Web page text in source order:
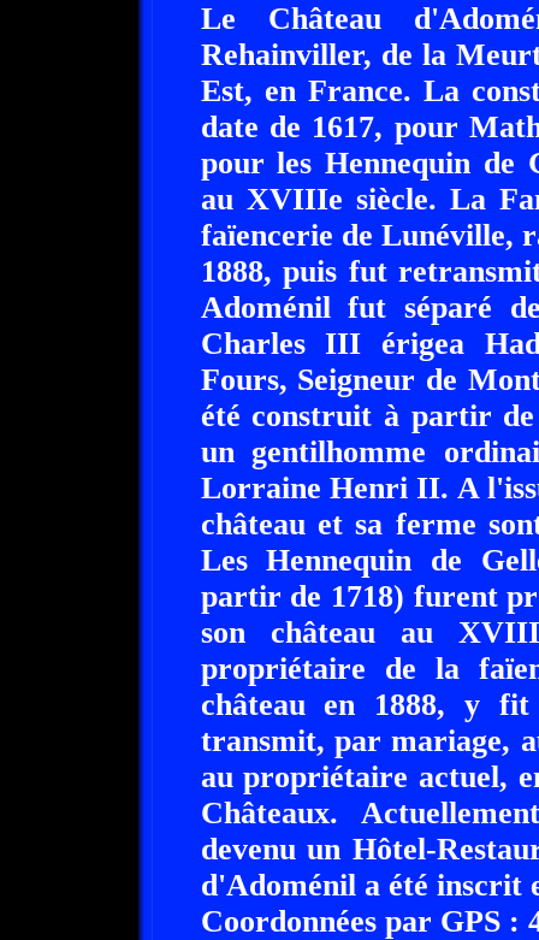
Le Château
Rehainviller, de la
Est, en France. La
date de 1617, pour
pour les Hennequin de
au XVIIIe siècle. La
faïencerie de Lunéville,
1888, puis fut
Adoménil fut séparé
Charles III érigea
Fours, Seigneur de
été construit à partir
un gentilhomme
Lorraine Henri II. A
château et sa ferme
Les Hennequin de
partir de 1718) furent
son château au
propriétaire de la
château en 1888, y fit
transmit, par mariage,
au propriétaire actuel,
Châteaux.
devenu un Hôtel-
d'Adoménil a été inscrit
Coordonnées par GPS :